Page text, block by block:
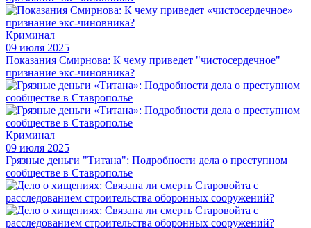
Криминал
09 июля 2025
Показания Смирнова: К чему приведет "чистосердечное"
признание экс-чиновника?
Криминал
09 июля 2025
Грязные деньги "Титана": Подробности дела о преступном
сообществе в Ставрополье